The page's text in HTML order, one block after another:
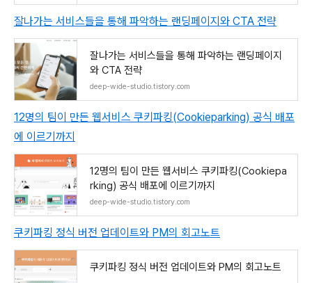
잘나가는 서비스들을 통해 파악하는 랜딩페이지와 CTA 전략
잘나가는 서비스들을 통해 파악하는 랜딩페이지
와 CTA 전략
deep-wide-studio.tistory.com
12명의 팀이 만든 웹서비스 쿠키파킹(Cookieparking) 공식 배포
에 이르기까지
12명의 팀이 만든 웹서비스 쿠키파킹(Cookiepa
rking) 공식 배포에 이르기까지
deep-wide-studio.tistory.com
쿠키파킹 정식 버전 업데이트와 PM의 회고노트
쿠키파킹 정식 버전 업데이트와 PM의 회고노트